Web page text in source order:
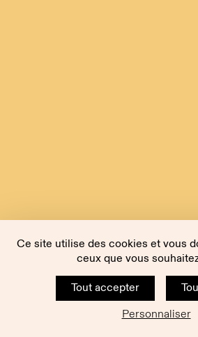
Ce site utilise des cookies et vous
ceux que vous
Tout accepter
Personnaliser